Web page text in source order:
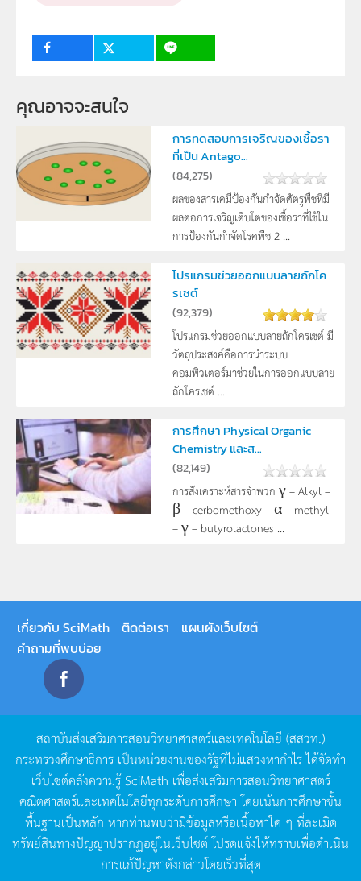
ระดับชั้น
ม.4, ม.5, ม.6
กลุ่มเป้าหมาย
คุณอาจจะสนใจ
การทดสอบการเจริญของเชื้อรา
ที่เป็น Antago...
(84,275)
ผลของสารเคมีป้องกันกำจัดศัตรูพืชที่มี
ผลต่อการเจริญเติบโตของเชื้อราที่ใช้ใน
การป้องกันกำจัดโรคพืช 2 ...
โปรแกรมช่วยออกแบบลายถักโค
รเชต์
(92,379)
โปรแกรมช่วยออกแบบลายถักโครเชต์ มี
วัตถุประสงค์คือการนำระบบ
คอมพิวเตอร์มาช่วยในการออกแบบลาย
ถักโครเชต์ ...
การศึกษา Physical Organic
Chemistry และส...
(82,149)
การสังเคราะห์สารจำพวก γ – Alkyl –
β – cerbomethoxy – α – methyl
– γ – butyrolactones ...
เกี่ยวกับ SciMath ติดต่อเรา
แผนผังเว็บไซต์
คำถามที่พบบ่อย
สถาบันส่งเสริมการสอนวิทยาศาสตร์และเทคโนโลยี (สสวท.)
กระทรวงศึกษาธิการ เป็นหน่วยงานของรัฐที่ไม่แสวงหากำไรได้จัดทำ
เว็บไซต์คลังความรู้SciMath เพื่อส่งเสริมการสอนวิทยาศาสตร์
คณิตศาสตร์และเทคโนโลยีทุกระดับการศึกษา โดยเน้นการศึกษาขั้น
พื้นฐานเป็นหลัก หากท่านพบว่ามีข้อมูลหรือเนื้อหาใด ๆ ที่ละเมิด
ทรัพย์สินทางปัญญาปรากฏอยู่ในเว็บไซต์โปรดแจ้งให้ทราบเพื่อดำเนิน
การแก้ปัญหาดังกล่าวโดยเร็วที่สุด